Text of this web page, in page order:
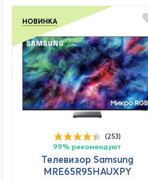
НОВИНКА
(253)
99% рекомендуют
Телевизор Samsung
MRE65R95HAUXPY